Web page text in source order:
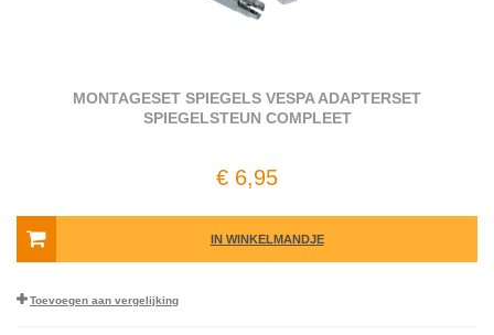
MONTAGESET SPIEGELS VESPA ADAPTERSET
SPIEGELSTEUN COMPLEET
€ 6,95
IN WINKELMANDJE
Toevoegen aan vergelijking